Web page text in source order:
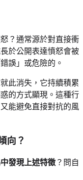
？通常源於對直接衝
於公開表達憤怒會被
誤」或危險的。
此消失，它持續積累
的方式顯現。這種行
能避免直接對抗的風
向？
發現上述特徵？問自